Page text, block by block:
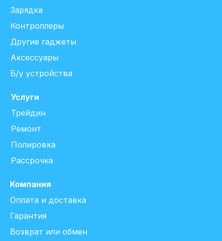
Услуги
Трейдин
Ремонт
Полировка
Рассрочка
Зарядка
Контроллеры
Другие гаджеты
Аксессуары
Компания
Б/у устройства
Оплата и доставка
Возврат или обмен
Гарантия